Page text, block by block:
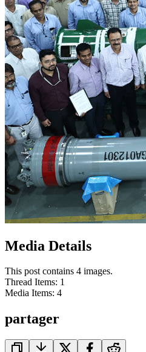
Media Details
This post contains 4 images.
Thread Items: 1
Media Items: 4
partager